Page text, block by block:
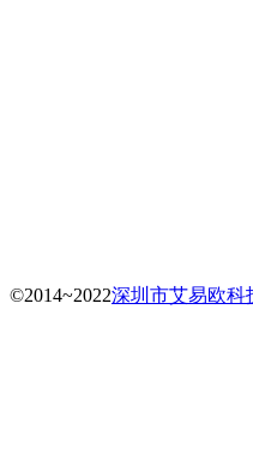
©2014~2022深圳市艾易欧科